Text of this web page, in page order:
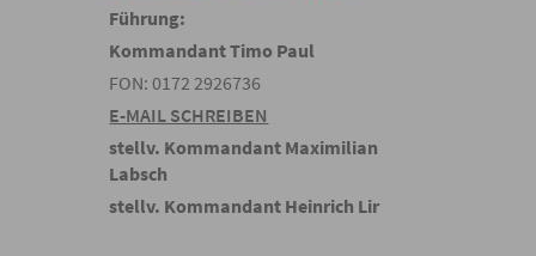
Führung:
Kommandant Timo Paul
FON: 0172 2926736
E-MAIL SCHREIBEN
stellv. Kommandant Maximilian
Labsch
stellv. Kommandant Heinrich Lir